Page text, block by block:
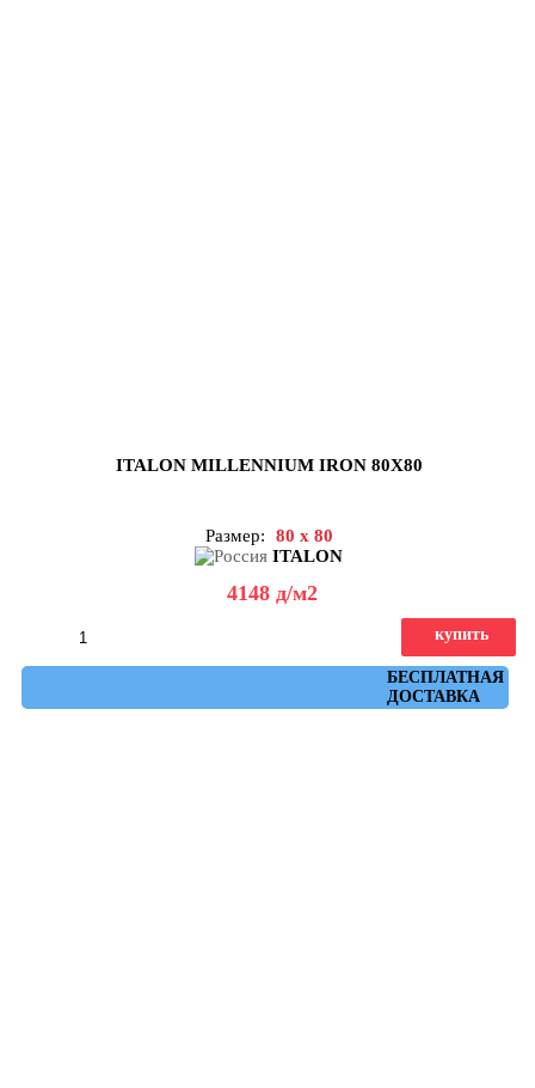
ITALON MILLENNIUM IRON 80X80
Размер:
80 x 80
ITALON
4148 д/м2
БЕСПЛАТНАЯ
ДОСТАВКА
купить